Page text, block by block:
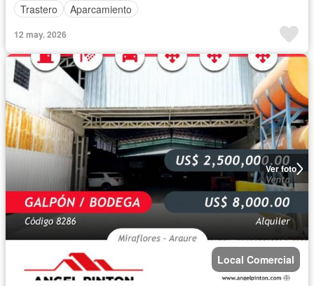
Trastero
Aparcamiento
12 may. 2026
Ver foto
Local Comercial